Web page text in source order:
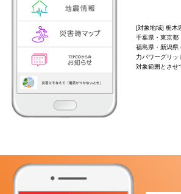
[対象地域] 栃木
千葉県・東京都
福島県・新潟県
力パワーグリッ
対象範囲とさせ